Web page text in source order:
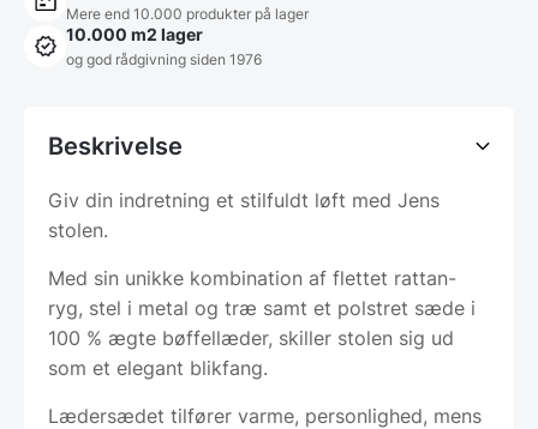
Mere end 10.000 produkter på lager
10.000 m2 lager
og god rådgivning siden 1976
Beskrivelse
Giv din indretning et stilfuldt løft med Jens
stolen.
Med sin unikke kombination af flettet rattan-
ryg, stel i metal og træ samt et polstret sæde i
100 % ægte bøffellæder, skiller stolen sig ud
som et elegant blikfang.
Lædersædet tilfører varme, personlighed, mens